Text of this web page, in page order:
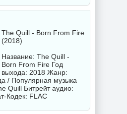
The Quill - Born From Fire
(2018)
Название: The Quill -
Born From Fire Год
выхода: 2018 Жанр:
/ Популярная музыка
Quill Битрейт аудио:
Кодек: FLAC